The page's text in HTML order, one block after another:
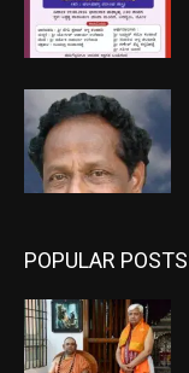
POPULAR POSTS